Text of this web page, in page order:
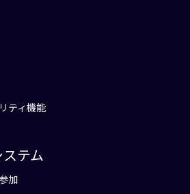
ティ機能
テム
加